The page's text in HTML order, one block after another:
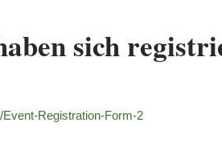
sich
Registration-Form-2